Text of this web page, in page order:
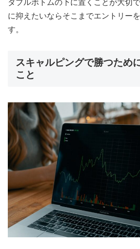
ダブルボトムの下に置くことが大切
に抑えたいならそこまでエントリー
す。
スキャルピングで勝つため
こと